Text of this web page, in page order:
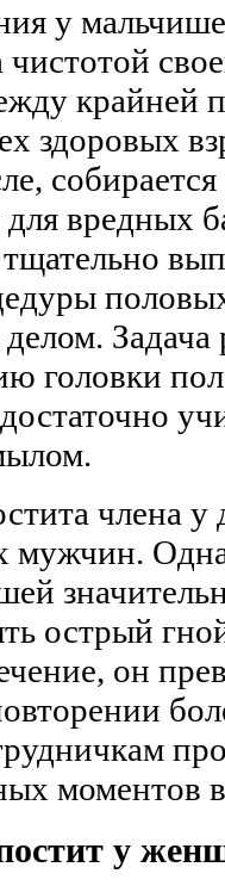
у
крайней
здоровых
вредных
Задача
головки
члена у
мужчин.
острый
он
моментов
у